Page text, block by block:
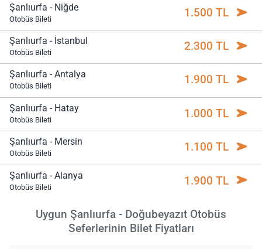
Şanlıurfa - Niğde
Otobüs Bileti 1.500 TL
Şanlıurfa - İstanbul
Otobüs Bileti 2.300 TL
Şanlıurfa - Antalya
Otobüs Bileti 1.900 TL
Şanlıurfa - Hatay
Otobüs Bileti 1.000 TL
Şanlıurfa - Mersin
Otobüs Bileti 1.100 TL
Şanlıurfa - Alanya
Otobüs Bileti 1.900 TL
Uygun Şanlıurfa - Doğubeyazıt Otobüs
Seferlerinin Bilet Fiyatları